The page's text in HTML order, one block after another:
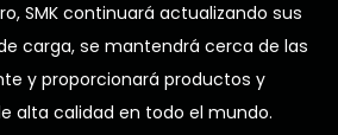
SMK continuará actualizando sus
carga, se mantendrá cerca de las
y proporcionará productos y
alta calidad en todo el mundo.